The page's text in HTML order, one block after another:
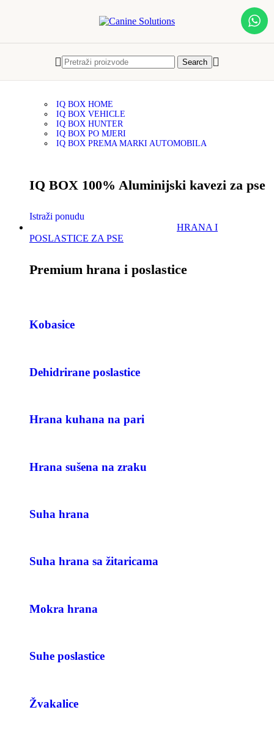
IQ BOX
IQ BOX - Kavezi za pse
IQ BOX HOME
IQ BOX VEHICLE
IQ BOX HUNTER
IQ BOX PO MJERI
IQ BOX PREMA MARKI AUTOMOBILA
IQ BOX 100% Aluminijski kavezi za pse
Istraži ponudu
HRANA I
POSLASTICE ZA PSE
Premium hrana i poslastice
Kobasice
Dehidrirane poslastice
Hrana kuhana na pari
Hrana sušena na zraku
Suha hrana
Suha hrana sa žitaricama
Mokra hrana
Suhe poslastice
Žvakalice
Search